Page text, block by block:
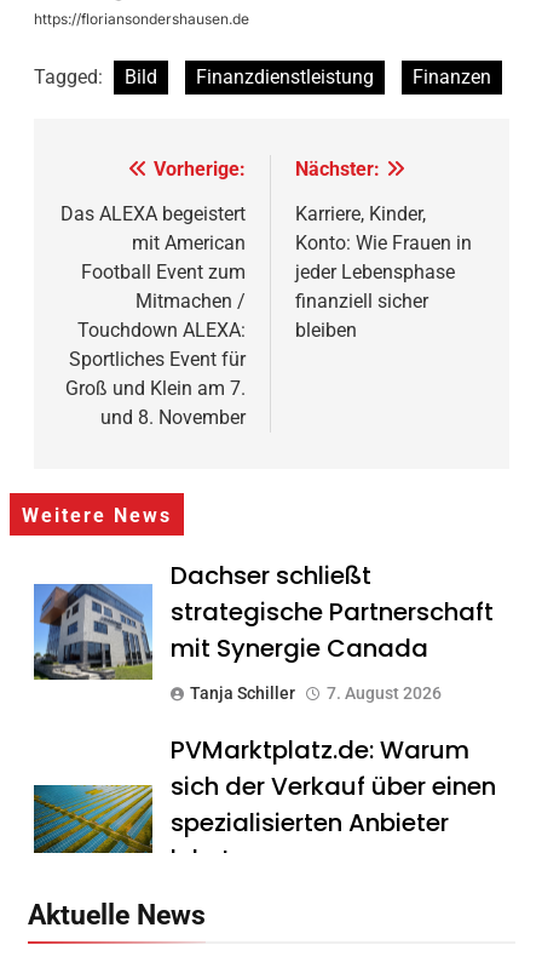
https://floriansondershausen.de
Tagged: Bild Finanzdienstleistung Finanzen
Beitragsnavigation
Vorherige:
Das ALEXA begeistert
mit American
Football Event zum
Mitmachen /
Touchdown ALEXA:
Sportliches Event für
Groß und Klein am 7.
und 8. November
Nächster:
Karriere, Kinder,
Konto: Wie Frauen in
jeder Lebensphase
finanziell sicher
bleiben
Weitere News
Dachser schließt
strategische Partnerschaft
mit Synergie Canada
Tanja Schiller 7. August 2026
PVMarktplatz.de: Warum
sich der Verkauf über einen
spezialisierten Anbieter
lohnt
Aktuelle News